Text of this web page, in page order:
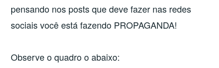
pensando nos posts que deve fazer nas redes
sociais você está fazendo PROPAGANDA!
Observe o quadro o abaixo: